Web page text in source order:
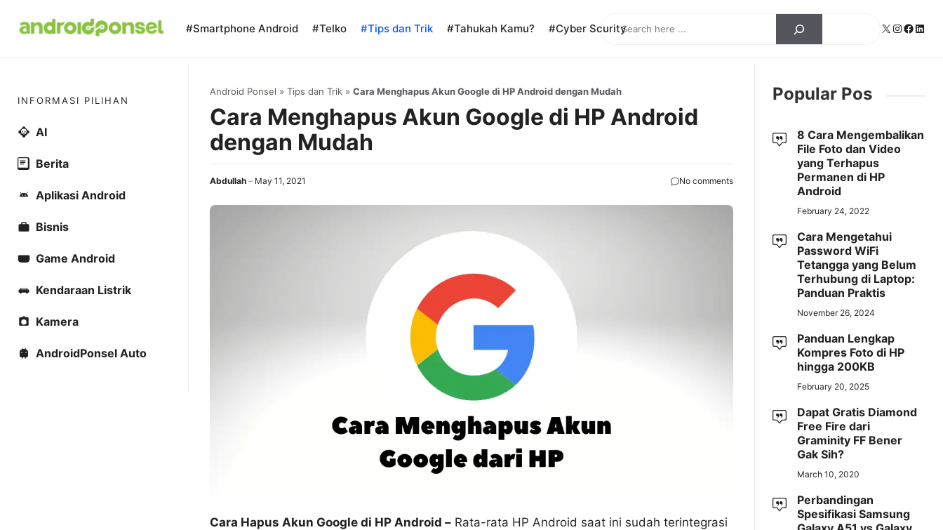
Search X Instagram
#Smartphone Android #Telko #Tips dan Trik #Tahukah Kamu? #Cyber Scurity
Android Ponsel » Tips dan Trik» Cara Menghapus Akun Google di HP Android dengan Mudah
Cara Menghapus Akun Google di HP Android
dengan Mudah
Abdullah May 11, 2021 No comments
Cara Hapus Akun Google di HP Android –Rata-rata HP Android saat ini sudah terintegrasi
INFORMASI PILIHAN
AI
Berita
Aplikasi Android
Bisnis
Game Android
Kendaraan Listrik
Kamera
AndroidPonsel Auto
Popular Pos
8 Cara Mengembalikan
File Foto dan Video
yang Terhapus
Permanen di HP
Android
February 24, 2022
Cara Mengetahui
Password WiFi
Tetangga yang Belum
Terhubung di Laptop:
Panduan Praktis
November 26, 2024
Panduan Lengkap
Kompres Foto di HP
hingga 200KB
February 20, 2025
Dapat Gratis Diamond
Free Fire dari
Graminity FF Bener
Gak Sih?
March 10, 2020
Perbandingan
Spesifikasi Samsung